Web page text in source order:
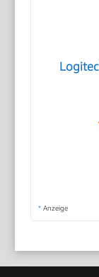
* Anzeige